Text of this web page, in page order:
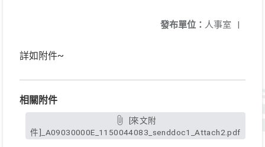
發布單位： 人事室 |
詳如附件~
相關附件
件]_A09030000E_1150044083_senddoc1_Attach2.pdf